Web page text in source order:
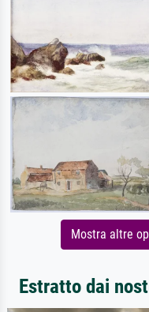
Mostra altre
Estratto dai